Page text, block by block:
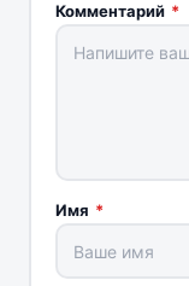
Комментарий *
Имя *